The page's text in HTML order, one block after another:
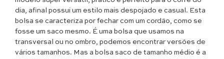
dia, afinal possui um estilo mais despojado e casual. Esta
bolsa se caracteriza por fechar com um cordão, como se
fosse um saco mesmo. É uma bolsa que usamos na
transversal ou no ombro, podemos encontrar versões de
vários tamanhos. Mas a bolsa saco de tamanho médio é a